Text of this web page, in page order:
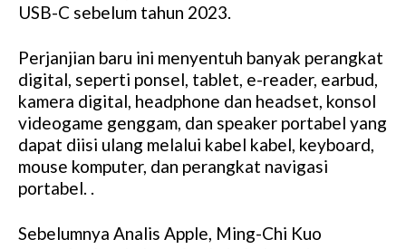
USB-C sebelum tahun 2023.
Perjanjian baru ini menyentuh banyak perangkat
digital, seperti ponsel, tablet, e-reader, earbud,
kamera digital, headphone dan headset, konsol
videogame genggam, dan speaker portabel yang
dapat diisi ulang melalui kabel kabel, keyboard,
mouse komputer, dan perangkat navigasi
portabel. .
Sebelumnya Analis Apple, Ming-Chi Kuo